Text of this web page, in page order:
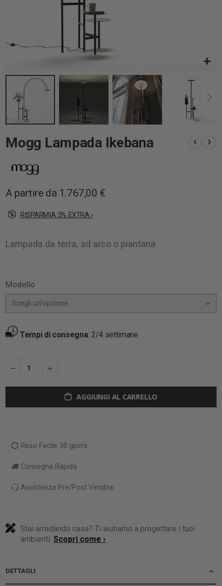
all'inizio
della
di
Mogg Lampada Ikebana
A partire da 1.767,00 €
RISPARMIA 5% EXTRA ›
Lampada da terra, ad arco o piantana
Modello
Tempi di consegna: 2/4 settimane
AGGIUNGI AL CARRELLO
Reso Facile 30 giorni
Consegna Rapida
Assistenza Pre/Post Vendita
Stai arredando casa? Ti aiutiamo a progettare i tuoi
ambienti.Scopri come ›
DETTAGLI